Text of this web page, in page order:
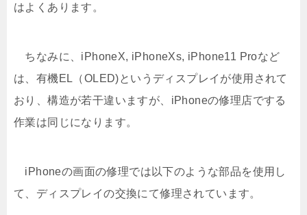
はよくあります。
ちなみに、iPhoneX, iPhoneXs, iPhone11 Proなど
は、有機EL（OLED)というディスプレイが使用されて
おり、構造が若干違いますが、iPhoneの修理店でする
作業は同じになります。
iPhoneの画面の修理では以下のような部品を使用し
て、ディスプレイの交換にて修理されています。